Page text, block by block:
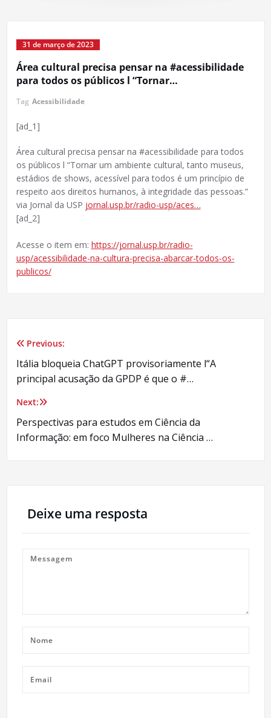
31 de março de 2023
Área cultural precisa pensar na #acessibilidade
para todos os públicos l “Tornar…
Tag Acessibilidade
[ad_1]
Área cultural precisa pensar na #acessibilidade para todos
os públicos l “Tornar um ambiente cultural, tanto museus,
estádios de shows, acessível para todos é um princípio de
respeito aos direitos humanos, à integridade das pessoas.”
via Jornal da USP jornal.usp.br/radio-usp/aces…
[ad_2]
Acesse o item em: https://jornal.usp.br/radio-
usp/acessibilidade-na-cultura-precisa-abarcar-todos-os-
publicos/
Navegação
de
Post
Previous:
Itália bloqueia ChatGPT provisoriamente l“A
principal acusação da GPDP é que o #…
Next:
Perspectivas para estudos em Ciência da
Informação: em foco Mulheres na Ciência …
Deixe uma resposta